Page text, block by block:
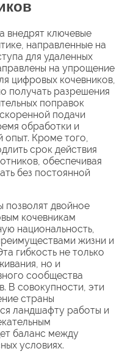
внедрят ключевые
направленные на
для удаленных
на упрощение
цифровых кочевников,
получать разрешения
поправок
подачи
обработки и
опыт. Кроме того,
срок действия
обеспечивая
без постоянной
позволят двойное
кочевникам
национальность,
жизни и
гибкость не только
но и
сообщества
В совокупности, эти
страны
ландшафту работы и
баланс между
условиях.